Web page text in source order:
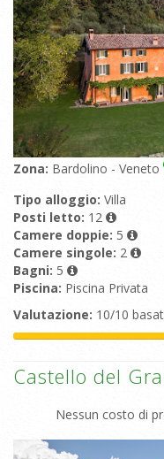
Zona: Bardolino - Veneto
Tipo alloggio: Villa
Posti letto: 12
Camere doppie: 5
Camere singole: 2
Bagni: 5
Piscina: Piscina Privata
Valutazione: 10/10
Castello del
Nessun costo di